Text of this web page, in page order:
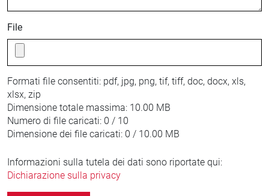
File
Formati file consentiti: pdf, jpg, png, tif, tiff, doc, docx, xls,
xlsx, zip
Dimensione totale massima: 10.00 MB
Numero di file caricati: 0 / 10
Dimensione dei file caricati: 0 / 10.00 MB
Informazioni sulla tutela dei dati sono riportate qui:
Dichiarazione sulla privacy